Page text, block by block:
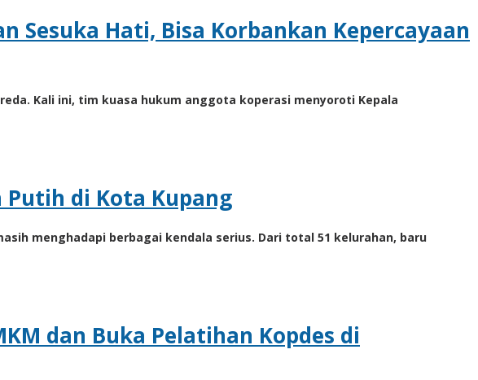
Sesuka Hati, Bisa Korbankan Kepercayaan
Kali ini, tim kuasa hukum anggota koperasi menyoroti Kepala
Putih di Kota Kupang
menghadapi berbagai kendala serius. Dari total 51 kelurahan, baru
dan Buka Pelatihan Kopdes di